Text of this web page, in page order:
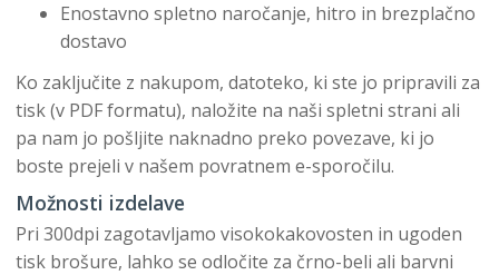
Enostavno spletno naročanje, hitro in brezplačno
dostavo
Ko zaključite z nakupom, datoteko, ki ste jo pripravili za
tisk (v PDF formatu), naložite na naši spletni strani ali
pa nam jo pošljite naknadno preko povezave, ki jo
boste prejeli v našem povratnem e-sporočilu.
Možnosti izdelave
Pri 300dpi zagotavljamo visokokakovosten in ugoden
tisk brošure, lahko se odločite za črno-beli ali barvni